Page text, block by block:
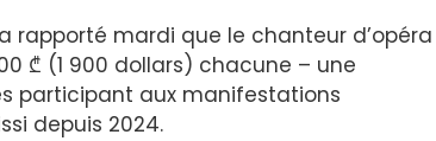
rapporté mardi que le chanteur d’opéra
₾ (1 900 dollars) chacune – une
participant aux manifestations
depuis 2024.